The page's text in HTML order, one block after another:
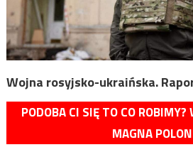
Wojna rosyjsko-ukraińska.
PODOBA CI SIĘ TO CO ROBIMY?
MAGNA